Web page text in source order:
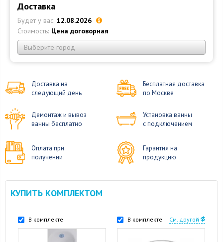
Доставка
Будет у вас: 12.08.2026
Стоимость: Цена договорная
Выберите город
Доставка на
следующий день
Бесплатная доставка
по Москве
Демонтаж и вывоз
ванны бесплатно
Установка ванны
с подключением
Оплата при
получении
Гарантия на
продукцию
КУПИТЬ КОМПЛЕКТОМ
В комплекте В комплекте См. другой